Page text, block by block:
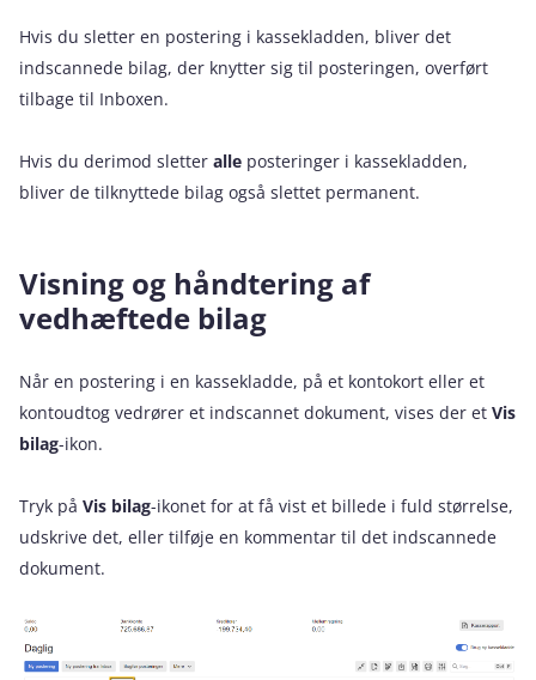
Hvis du sletter en postering i kassekladden, bliver det
indscannede bilag, der knytter sig til posteringen, overført
tilbage til Inboxen.
Hvis du derimod sletter alle posteringer i kassekladden,
bliver de tilknyttede bilag også slettet permanent.
Visning og håndtering af
vedhæftede bilag
Når en postering i en kassekladde, på et kontokort eller et
kontoudtog vedrører et indscannet dokument, vises der et Vis
bilag-ikon.
Tryk på Vis bilag-ikonet for at få vist et billede i fuld størrelse,
udskrive det, eller tilføje en kommentar til det indscannede
dokument.